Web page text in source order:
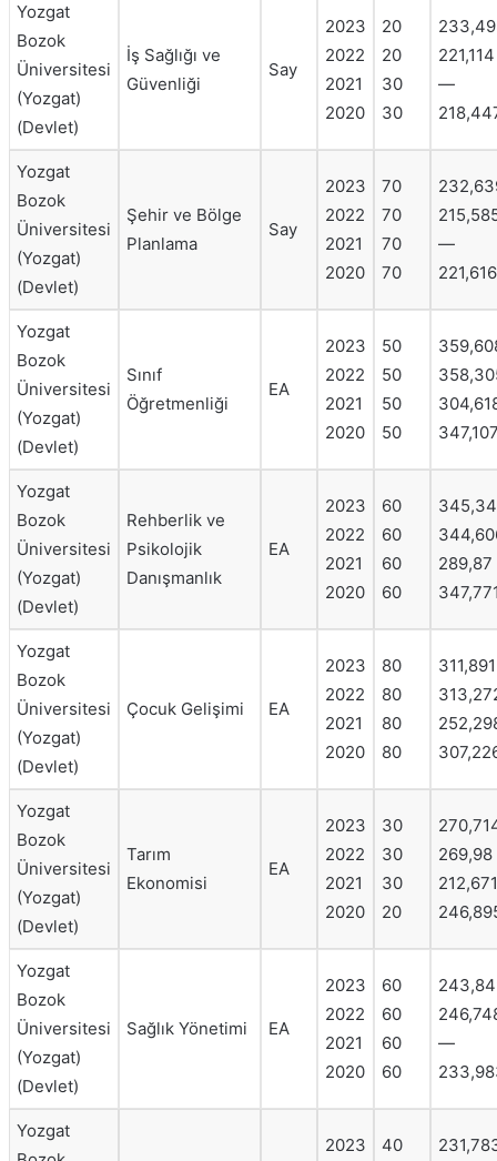
Yozgat
Bozok
Üniversitesi
(Yozgat)
(Devlet)
İş Sağlığı ve
Güvenliği
Say
2023
2022
2021
2020
20
20
30
30
221,114
—
Yozgat
Bozok
Üniversitesi
(Yozgat)
(Devlet)
Şehir ve Bölge
Planlama
Say
2023
2022
2021
2020
70
70
70
70
—
221,616
Yozgat
Bozok
Üniversitesi
(Yozgat)
(Devlet)
Sınıf
Öğretmenliği
EA
2023
2022
2021
2020
50
50
50
50
Yozgat
Bozok
Üniversitesi
(Yozgat)
(Devlet)
Rehberlik ve
Psikolojik
Danışmanlık
EA
2023
2022
2021
2020
60
60
60
60
289,87
Yozgat
Bozok
Üniversitesi
(Yozgat)
(Devlet)
Çocuk Gelişimi EA
2023
2022
2021
2020
80
80
80
80
311,891
Yozgat
Bozok
Üniversitesi
(Yozgat)
(Devlet)
Tarım
Ekonomisi
EA
2023
2022
2021
2020
30
30
30
20
269,98
212,671
Yozgat
Bozok
Üniversitesi
(Yozgat)
(Devlet)
Sağlık Yönetimi EA
2023
2022
2021
2020
60
60
60
60
—
Yozgat
2023 40